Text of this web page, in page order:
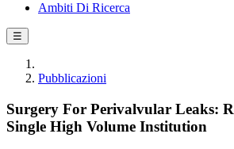
Ambiti Di Ricerca
☰
Pubblicazioni
Surgery For Perivalvular Leaks:
Single High Volume Institution